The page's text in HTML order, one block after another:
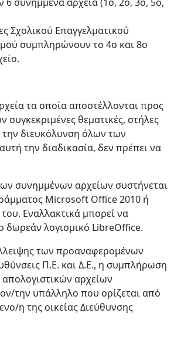
Σχολικού Επαγγελματικού
συμπληρώνουν το 4ο και 8ο
τα οποία αποστέλλονται προς
θεματικές, στήλες
την διευκόλυνση όλων των
την διαδικασία, δεν πρέπει να
συνημμένων αρχείων συστήνεται
Microsoft Office 2010 ή
Εναλλακτικά μπορεί να
δωρεάν λογισμικό LibreOffice.
των προαναφερομένων
Π.Ε. και Δ.Ε., η συμπλήρωση
αρχείων
την υπάλληλο που ορίζεται από
η της οικείας Διεύθυνσης